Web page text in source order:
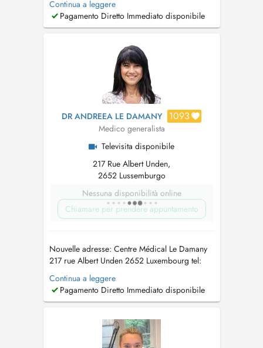
générale, contrôle annuel, bilan de santé,
vaccination, permis de conduire, certificat
assurance, certificat de sport et d'aptit...
Continua a leggere
Pagamento Diretto Immediato disponibile
DR ANDREEA LE DAMANY 1093
Medico generalista
Televisita disponibile
217 Rue Albert Unden,
2652 Lussemburgo
Nessuna disponibilità online
Chiamare per prendere appuntamento
Nouvelle adresse: Centre Médical Le Damany
217 rue Albert Unden 2652 Luxembourg tel:
+352 28 51 89 42 Abonnés Orange utiliser:
+352 27 52 17 50 mail:
secretariat@cm-
ledamany.com Bonjour cher patient, J'ai le
Centre Médical Le Damany Je...
Continua a leggere
Pagamento Diretto Immediato disponibile